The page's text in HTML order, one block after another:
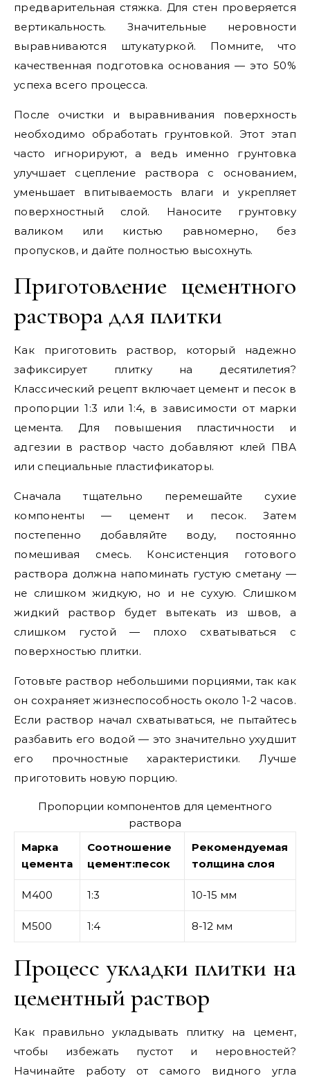
предварительная стяжка. Для стен проверяется
вертикальность. Значительные неровности
выравниваются штукатуркой. Помните, что
качественная подготовка основания — это 50%
успеха всего процесса.
После очистки и выравнивания поверхность
необходимо обработать грунтовкой. Этот этап
часто игнорируют, а ведь именно грунтовка
улучшает сцепление раствора с основанием,
уменьшает впитываемость влаги и укрепляет
поверхностный слой. Наносите грунтовку
валиком или кистью равномерно, без
пропусков, и дайте полностью высохнуть.
Приготовление цементного
раствора для плитки
Как приготовить раствор, который надежно
зафиксирует плитку на десятилетия?
Классический рецепт включает цемент и песок в
пропорции 1:3 или 1:4, в зависимости от марки
цемента. Для повышения пластичности и
адгезии в раствор часто добавляют клей ПВА
или специальные пластификаторы.
Сначала тщательно перемешайте сухие
компоненты — цемент и песок. Затем
постепенно добавляйте воду, постоянно
помешивая смесь. Консистенция готового
раствора должна напоминать густую сметану —
не слишком жидкую, но и не сухую. Слишком
жидкий раствор будет вытекать из швов, а
слишком густой — плохо схватываться с
поверхностью плитки.
Готовьте раствор небольшими порциями, так как
он сохраняет жизнеспособность около 1-2 часов.
Если раствор начал схватываться, не пытайтесь
разбавить его водой — это значительно ухудшит
его прочностные характеристики. Лучше
приготовить новую порцию.
Пропорции компонентов для цементного
раствора
Марка
цемента
Соотношение
цемент:песок
Рекомендуемая
толщина слоя
М400 1:3 10-15 мм
М500 1:4 8-12 мм
Процесс укладки плитки на
цементный раствор
Как правильно укладывать плитку на цемент,
чтобы избежать пустот и неровностей?
Начинайте работу от самого видного угла